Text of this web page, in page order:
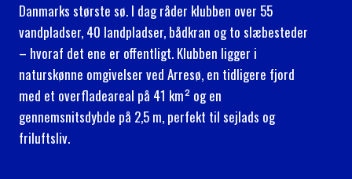
Danmarks største sø. I dag råder klubben over 55
vandpladser, 40 landpladser, bådkran og to slæbesteder
– hvoraf det ene er offentligt. Klubben ligger i
naturskønne omgivelser ved Arresø, en tidligere fjord
med et overfladeareal på 41 km² og en
gennemsnitsdybde på 2,5 m, perfekt til sejlads og
friluftsliv.